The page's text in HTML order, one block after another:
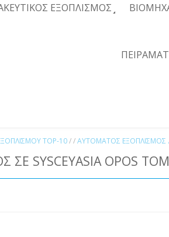
ΕΞΟΠΛΙΣΜΌΣ
TOP-10/ /ΑΥΤΌΜΑΤΟΣ ΕΞΟΠΛΙΣΜΌΣ
SYSCEYASIA OPOS